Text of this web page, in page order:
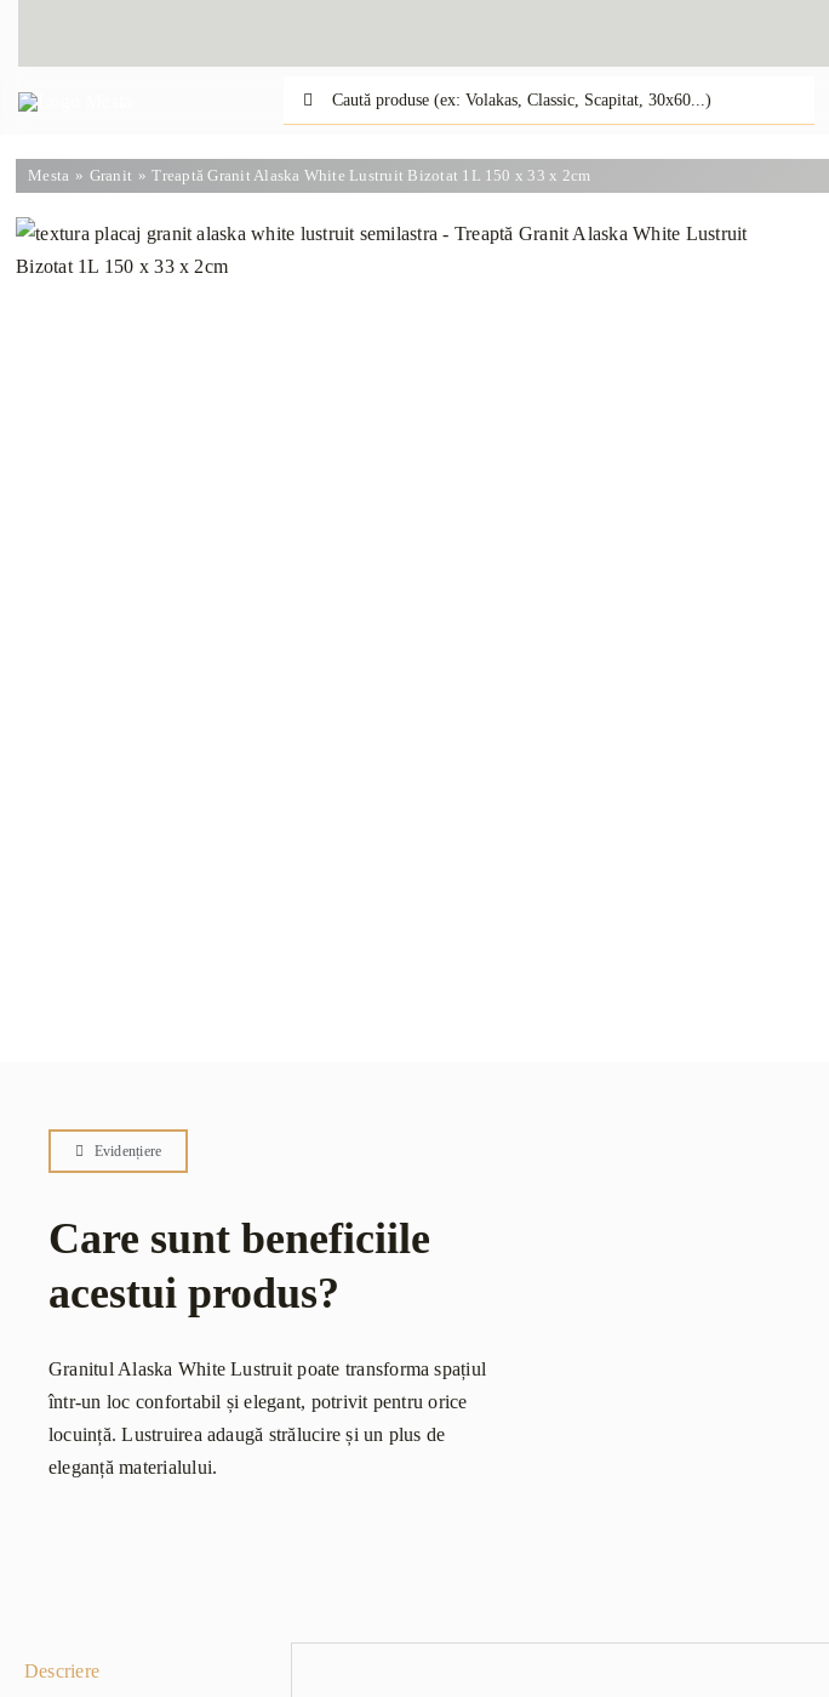
Caută:
Mesta Granit Treaptă Granit Alaska White Lustruit Bizotat 1L 150 x 33 x 2cm
Evidențiere
Care sunt beneficiile
acestui produs?
Granitul Alaska White Lustruit poate transforma spațiul
într-un loc confortabil și elegant, potrivit pentru orice
locuință. Lustruirea adaugă strălucire și un plus de
eleganță materialului.
Descriere